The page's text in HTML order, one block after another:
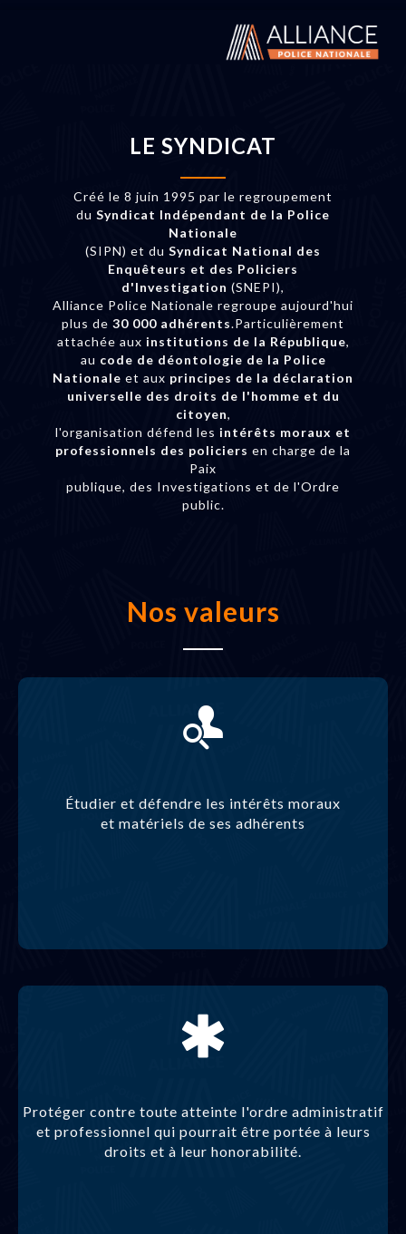
LE SYNDICAT
Créé le 8 juin 1995 par le regroupement
du Syndicat Indépendant de la Police
Nationale
(SIPN) et du Syndicat National des
Enquêteurs et des Policiers
d'Investigation (SNEPI),
Alliance Police Nationale regroupe aujourd'hui
plus de 30 000 adhérents.Particulièrement
attachée aux institutions de la République,
au code de déontologie de la Police
Nationale et aux principes de la déclaration
universelle des droits de l'homme et du
citoyen,
l'organisation défend les intérêts moraux et
professionnels des policiers en charge de la
Paix
publique, des Investigations et de l'Ordre
public.
Nos valeurs
Étudier et défendre les intérêts moraux
et matériels de ses adhérents
Protéger contre toute atteinte l'ordre administratif
et professionnel qui pourrait être portée à leurs
droits et à leur honorabilité.